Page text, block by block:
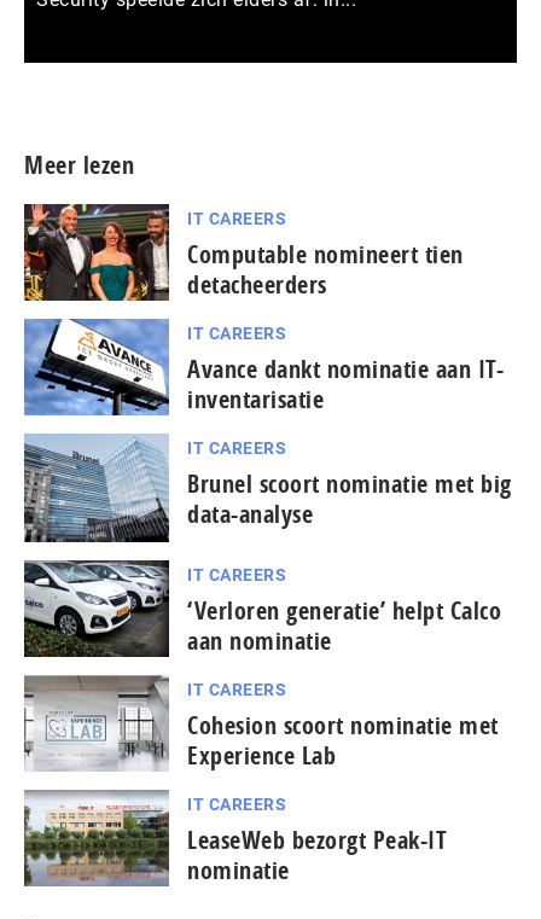
Meer lezen
IT CAREERS
Computable nomineert tien
detacheerders
IT CAREERS
Avance dankt nominatie aan IT-
inventarisatie
IT CAREERS
Brunel scoort nominatie met big
data-analyse
IT CAREERS
‘Verloren generatie’ helpt Calco
aan nominatie
IT CAREERS
Cohesion scoort nominatie met
Experience Lab
IT CAREERS
LeaseWeb bezorgt Peak-IT
nominatie